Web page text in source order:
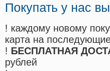
Покупать у нас
! каждому новому
карта на
! БЕСПЛАТНАЯ
рублей